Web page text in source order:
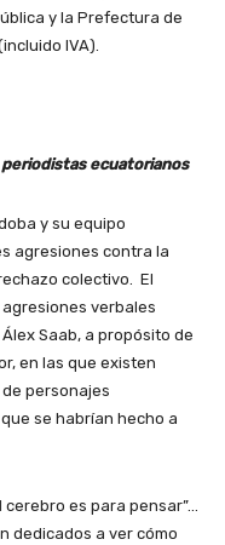
y la Prefectura de
IVA).
ecuatorianos
y su equipo
agresiones contra la
colectivo. El
verbales
Saab, a propósito de
en las que existen
personajes
se habrían hecho a
es para pensar”…
dedicados a ver cómo